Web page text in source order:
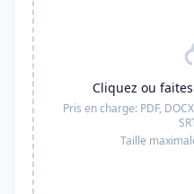
Cliquez ou
Pris en charge: PDF,
Taille